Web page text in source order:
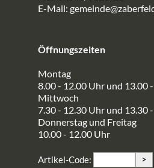
E-Mail:
Öffnungszeiten
Montag
8.00 - 12.00 Uhr und 13.00
Mittwoch
7.30 - 12.30 Uhr und 13.30
Donnerstag und Freitag
10.00 - 12.00 Uhr
Artikel-Code: >